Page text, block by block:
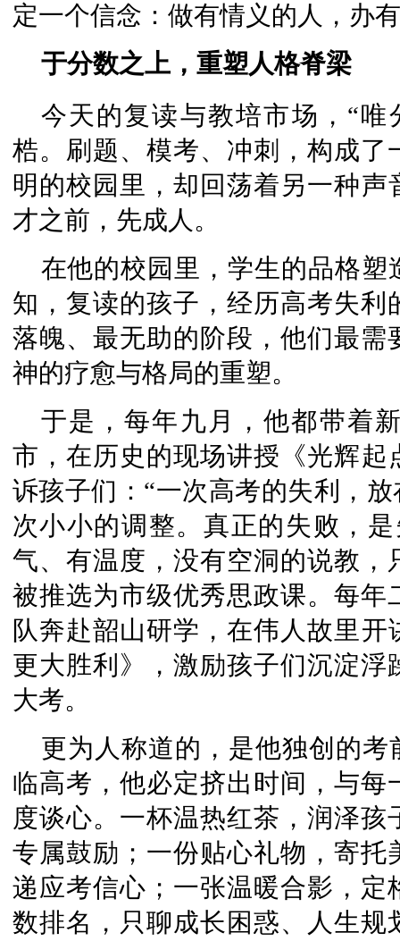
定一个信念：做有情义的人，办
于分数之上，重塑人格脊梁
今天的复读与教培市场，“
梏。刷题、模考、冲刺，构成
明的校园里，却回荡着另一种
才之前，先成人。
在他的校园里，学生的品格
知，复读的孩子，经历高考失
落魄、最无助的阶段，他们最
神的疗愈与格局的重塑。
于是，每年九月，他都带着
市，在历史的现场讲授《光辉
诉孩子们：“一次高考的失利，
次小小的调整。真正的失败，
气、有温度，没有空洞的说教
被推选为市级优秀思政课。每
队奔赴韶山研学，在伟人故里
更大胜利》，激励孩子们沉淀
大考。
更为人称道的，是他独创的
临高考，他必定挤出时间，与
度谈心。一杯温热红茶，润泽
专属鼓励；一份贴心礼物，寄
递应考信心；一张温暖合影，
数排名，只聊成长困惑、人生